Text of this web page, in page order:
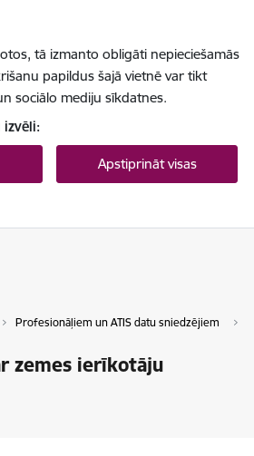
tā izmanto obligāti nepieciešamās
papildus šajā vietnē var tikt
sociālo mediju sīkdatnes.
izvēli:
Apstiprināt visas
Profesionāļiem un ATIS datu sniedzējiem
zemes ierīkotāju